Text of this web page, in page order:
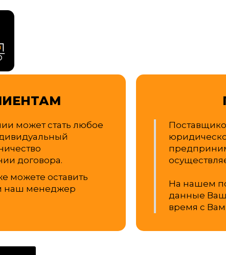
может стать любое
договора.
можете оставить
и наш менеджер
На нашем
данные
время с